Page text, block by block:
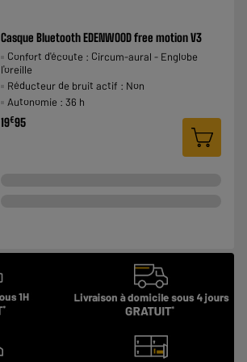
Casque Bluetooth EDENWOOD free motion V3
Confort d'écoute : Circum-aural - Englobe
l'oreille
Réducteur de bruit actif : Non
Autonomie : 36 h
19€95